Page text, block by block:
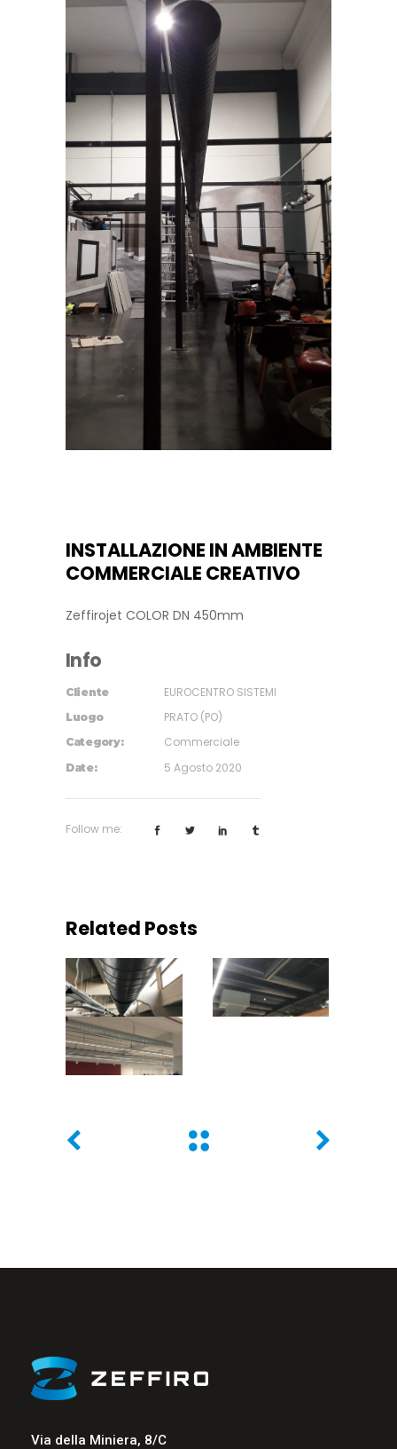
INSTALLAZIONE IN AMBIENTE
COMMERCIALE CREATIVO
Zeffirojet COLOR DN 450mm
Info
Cliente EUROCENTRO SISTEMI
Luogo PRATO (PO)
Category: Commerciale
Date: 5 Agosto 2020
Follow me:
Related Posts
Via della Miniera, 8/C